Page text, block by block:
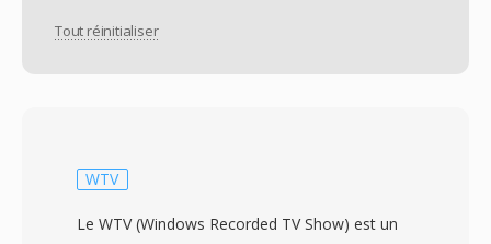
Tout réinitialiser
WTV
Le WTV (Windows Recorded TV Show) est un